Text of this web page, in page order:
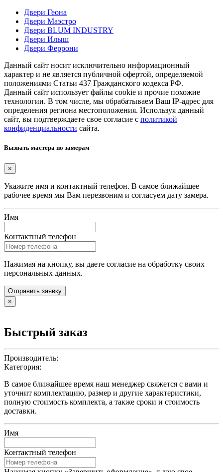
Двери Геона
Двери Маэстро
Двери BLUM INDUSTRY
Двери Илыш
Двери Феррони
Данный сайт носит исключительно информационный
характер и не является публичной офертой, определяемой
положениями Статьи 437 Гражданского кодекса РФ.
Данный сайт использует файлы cookie и прочие похожие
технологии. В том числе, мы обрабатываем Ваш IP-адрес для
определения региона местоположения. Используя данный
сайт, вы подтверждаете свое согласие с политикой
конфиденциальности сайта.
Вызвать мастера по замерам
×
Укажите имя и контактный телефон. В самое ближайшее
рабочее время мы Вам перезвоним и согласуем дату замера.
Имя
Контактный телефон
Нажимая на кнопку, вы даете согласие на обработку своих
персональных данных.
Отправить заявку
×
Быстрый заказ
Производитель:
Категория:
В самое ближайшее время наш менеджер свяжется с вами и
уточнит комплектацию, размер и другие характеристики,
полную стоимость комплекта, а также сроки и стоимость
доставки.
Имя
Контактный телефон